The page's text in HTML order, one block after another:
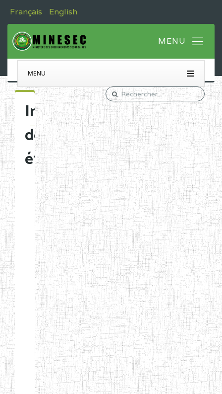
Français English
MENU
Immatriculation
des
établissements
Etablissements
d'enseignement
normal
ENI
Chercher:
Effacer les filtres